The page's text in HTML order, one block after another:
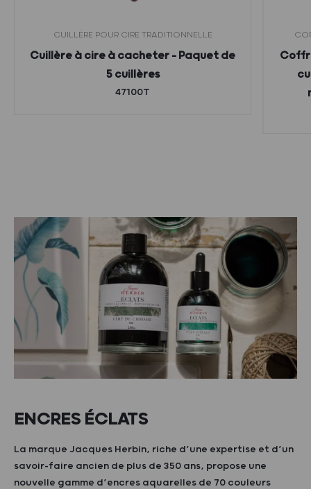
CUILLÈRE POUR CIRE TRADITIONNELLE
Cuillère à cire à cacheter – Paquet de
5 cuillères
47100T
ENCRES ÉCLATS
La marque Jacques Herbin, riche d’une expertise et d’un
savoir-faire ancien de plus de 350 ans, propose une
nouvelle gamme d’encres aquarelles de 70 couleurs